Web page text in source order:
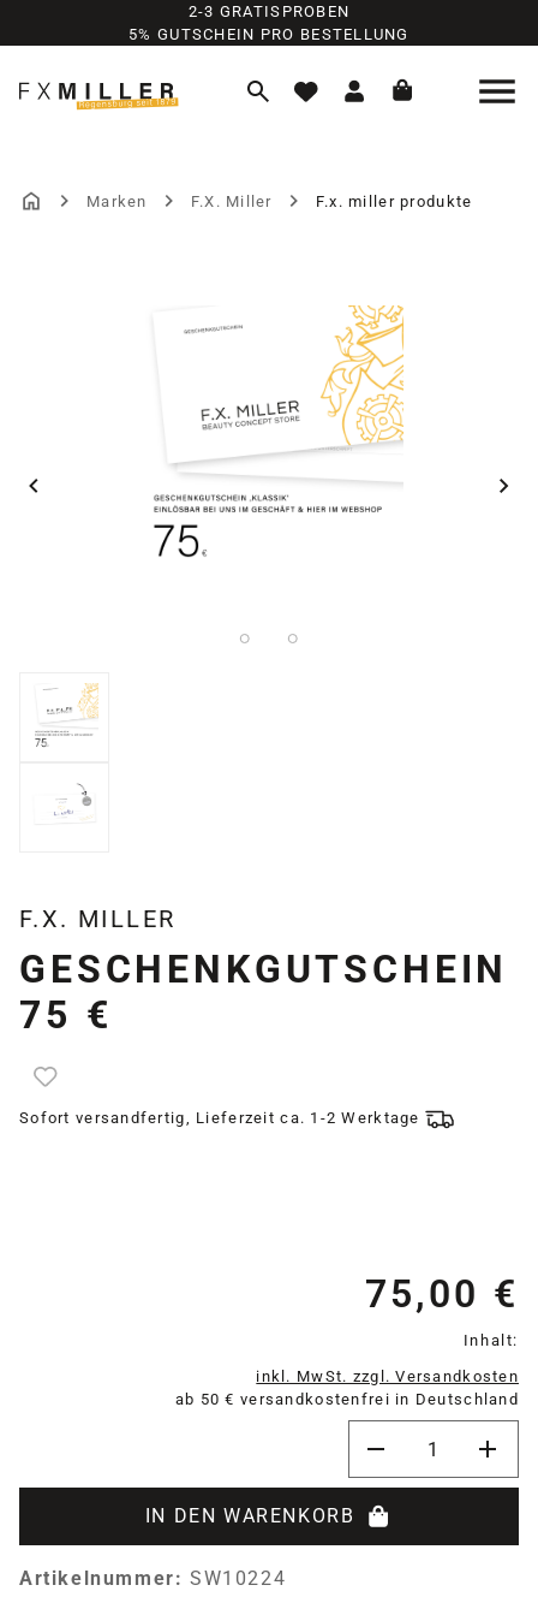
Zum Hauptinhalt springen
2-3 GRATISPROBEN
5% GUTSCHEIN PRO BESTELLUNG
Marken F.X. Miller F.x. miller produkte
F.X. MILLER
GESCHENKGUTSCHEIN
75 €
Sofort versandfertig, Lieferzeit ca. 1-2 Werktage
75,00 €
Inhalt:
inkl. MwSt. zzgl. Versandkosten
ab 50 € versandkostenfrei in Deutschland
IN DEN WARENKORB
Artikelnummer: SW10224